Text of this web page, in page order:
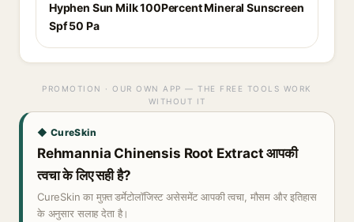
Hyphen Sun Milk 100Percent Mineral Sunscreen
Spf 50 Pa
PROMOTION · OUR OWN APP — THE FREE TOOLS WORK
WITHOUT IT
◆ CureSkin
Rehmannia Chinensis Root Extract आपकी
त्वचा के लिए सही है?
CureSkin का मुफ़्त डर्मेटोलॉजिस्ट असेसमेंट आपकी त्वचा, मौसम और इतिहास
के अनुसार सलाह देता है।